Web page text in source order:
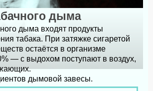
дыма
дыма входят продукты
табака. При затяжке сигаретой
остаётся в организме
— с выдохом поступают в воздух,
дымовой завесы.